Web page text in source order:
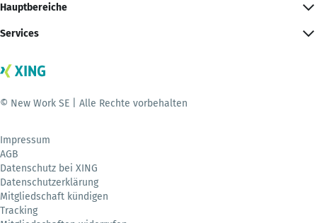
Hauptbereiche
Services
© New Work SE | Alle Rechte vorbehalten
Impressum
AGB
Datenschutz bei XING
Datenschutzerklärung
Mitgliedschaft kündigen
Tracking